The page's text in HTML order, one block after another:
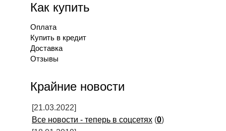
Как купить
Оплата
Купить в кредит
Доставка
Отзывы
Крайние новости
[21.03.2022]
Все новости - теперь в соцсетях (0)